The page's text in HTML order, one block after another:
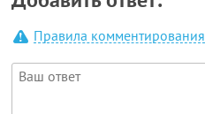
Правила комментирования